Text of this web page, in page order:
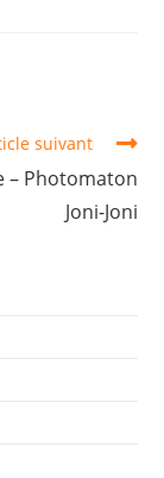
suivant
– Photomaton
Joni-Joni